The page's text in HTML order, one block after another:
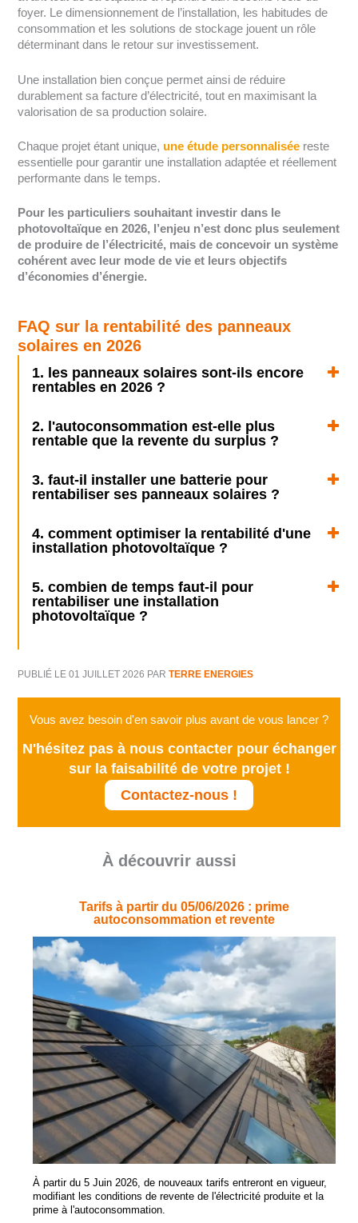
foyer. Le dimensionnement de l’installation, les habitudes de
consommation et les solutions de stockage jouent un rôle
déterminant dans le retour sur investissement.
Une installation bien conçue permet ainsi de réduire
durablement sa facture d’électricité, tout en maximisant la
valorisation de sa production solaire.
Chaque projet étant unique, une étude personnalisée reste
essentielle pour garantir une installation adaptée et réellement
performante dans le temps.
Pour les particuliers souhaitant investir dans le
photovoltaïque en 2026, l’enjeu n’est donc plus seulement
de produire de l’électricité, mais de concevoir un système
cohérent avec leur mode de vie et leurs objectifs
d’économies d’énergie.
FAQ sur la rentabilité des panneaux
solaires en 2026
1. les panneaux solaires sont-ils encore
rentables en 2026 ?
2. l'autoconsommation est-elle plus
rentable que la revente du surplus ?
3. faut-il installer une batterie pour
rentabiliser ses panneaux solaires ?
4. comment optimiser la rentabilité d'une
installation photovoltaïque ?
5. combien de temps faut-il pour
rentabiliser une installation
photovoltaïque ?
PUBLIÉ LE 01 JUILLET 2026 PAR TERRE ENERGIES
Vous avez besoin d'en savoir plus avant de vous lancer ?
N'hésitez pas à nous contacter pour échanger
sur la faisabilité de votre projet !
Contactez-nous !
À découvrir aussi
Tarifs à partir du 05/06/2026 : prime
autoconsommation et revente
À partir du 5 Juin 2026, de nouveaux tarifs entreront en vigueur,
modifiant les conditions de revente de l'électricité produite et la
prime à l'autoconsommation.